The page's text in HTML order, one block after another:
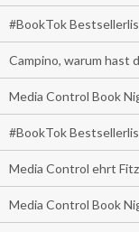
#BookTok
Campino, warum hast
Media Control Book
#BookTok
Media Control ehrt
Media Control Book